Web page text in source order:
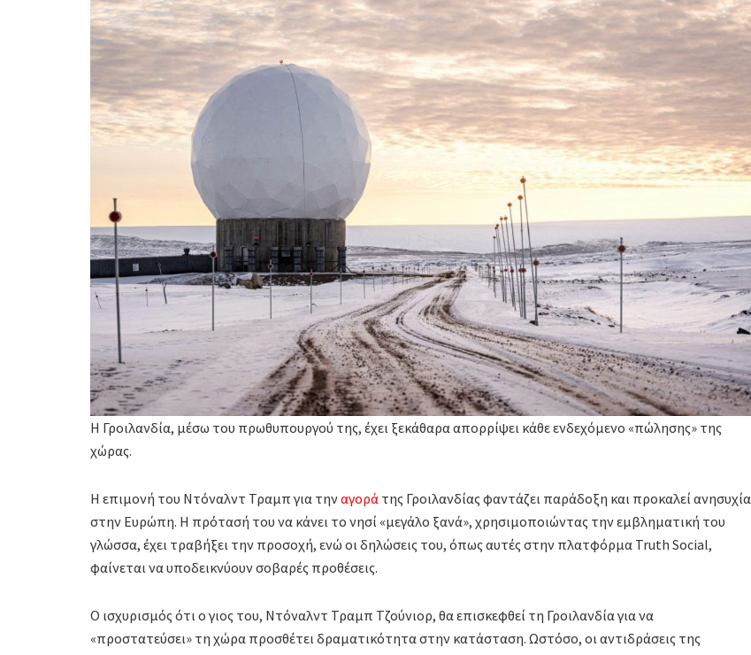
Η Γροιλανδία, μέσω του πρωθυπουργού της, έχει ξεκάθαρα απορρίψει κάθε ενδεχόμενο «πώλησης» της
χώρας.
Η επιμονή του Ντόναλντ Τραμπ για τηναγορά της Γροιλανδίας φαντάζει παράδοξη και προκαλεί ανησυχία
στην Ευρώπη. Η πρότασή του να κάνει το νησί «μεγάλο ξανά», χρησιμοποιώντας την εμβληματική του
γλώσσα, έχει τραβήξει την προσοχή, ενώ οι δηλώσεις του, όπως αυτές στην πλατφόρμα Truth Social,
φαίνεται να υποδεικνύουν σοβαρές προθέσεις.
Ο ισχυρισμός ότι ο γιος του, Ντόναλντ Τραμπ Τζούνιορ, θα επισκεφθεί τη Γροιλανδία για να
«προστατεύσει» τη χώρα προσθέτει δραματικότητα στην κατάσταση. Ωστόσο, οι αντιδράσεις της